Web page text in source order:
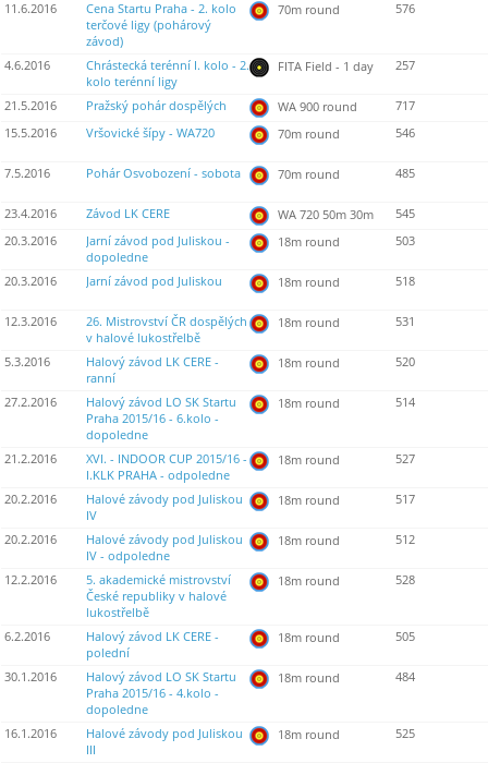
11.6.2016
Cena Startu Praha - 2. kolo
terčové ligy (pohárový
závod)
70m round 576
4.6.2016
Chrástecká terénní I. kolo - 2.
kolo terénní ligy
FITA Field - 1 day 257
21.5.2016 Pražský pohár dospělých WA 900 round
717
15.5.2016
Vršovické šípy - WA720 70m round 546
7.5.2016 Pohár Osvobození - sobota 70m round 485
23.4.2016 Závod LK CERE WA 720 50m 30m
545
20.3.2016
Jarní závod pod Juliskou -
dopoledne
18m round 503
20.3.2016 Jarní závod pod Juliskou 18m round 518
12.3.2016
26. Mistrovství ČR dospělých
v halové lukostřelbě
18m round 531
5.3.2016
Halový závod LK CERE -
ranní
18m round 520
27.2.2016
Halový závod LO SK Startu
Praha 2015/16 - 6.kolo -
dopoledne
18m round 514
21.2.2016
XVI. - INDOOR CUP 2015/16 -
I.KLK PRAHA - odpoledne
18m round 527
20.2.2016
Halové závody pod Juliskou
IV
18m round 517
20.2.2016
Halové závody pod Juliskou
IV - odpoledne
18m round 512
12.2.2016
5. akademické mistrovství
České republiky v halové
lukostřelbě
18m round 528
6.2.2016
Halový závod LK CERE -
polední
18m round 505
30.1.2016
Halový závod LO SK Startu
Praha 2015/16 - 4.kolo -
dopoledne
18m round 484
16.1.2016
Halové závody pod Juliskou
III
18m round 525